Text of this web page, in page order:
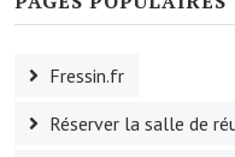
L'association des
Village sportif
Fressin.fr
Réserver la salle de